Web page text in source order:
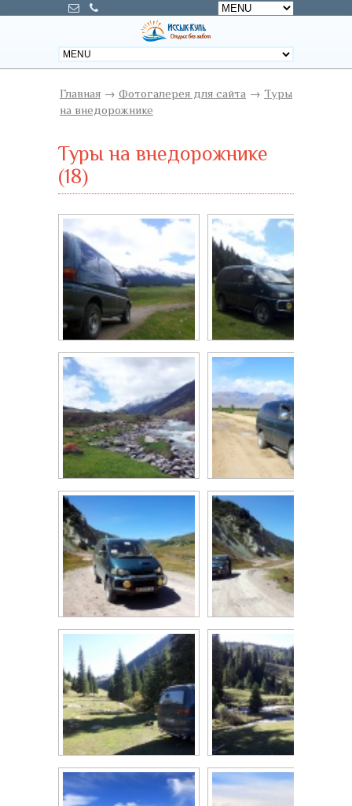
Главная → Фотогалерея для сайта → Туры
на внедорожнике
Туры на внедорожнике
(18)
Григорьевское...
Поселок Долон....
Каркыра. Киргизия. Ущелье Каркыра.
Ущелье рядом с... Турпоездка в...